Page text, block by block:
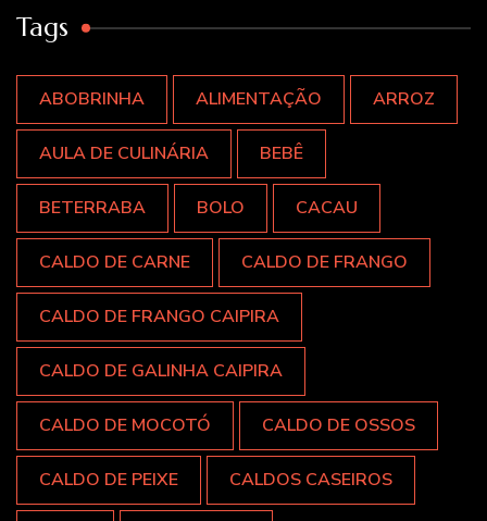
Tags
ABOBRINHA ALIMENTAÇÃO ARROZ
AULA DE CULINÁRIA BEBÊ
BETERRABA BOLO CACAU
CALDO DE CARNE CALDO DE FRANGO
CALDO DE FRANGO CAIPIRA
CALDO DE GALINHA CAIPIRA
CALDO DE MOCOTÓ CALDO DE OSSOS
CALDO DE PEIXE CALDOS CASEIROS